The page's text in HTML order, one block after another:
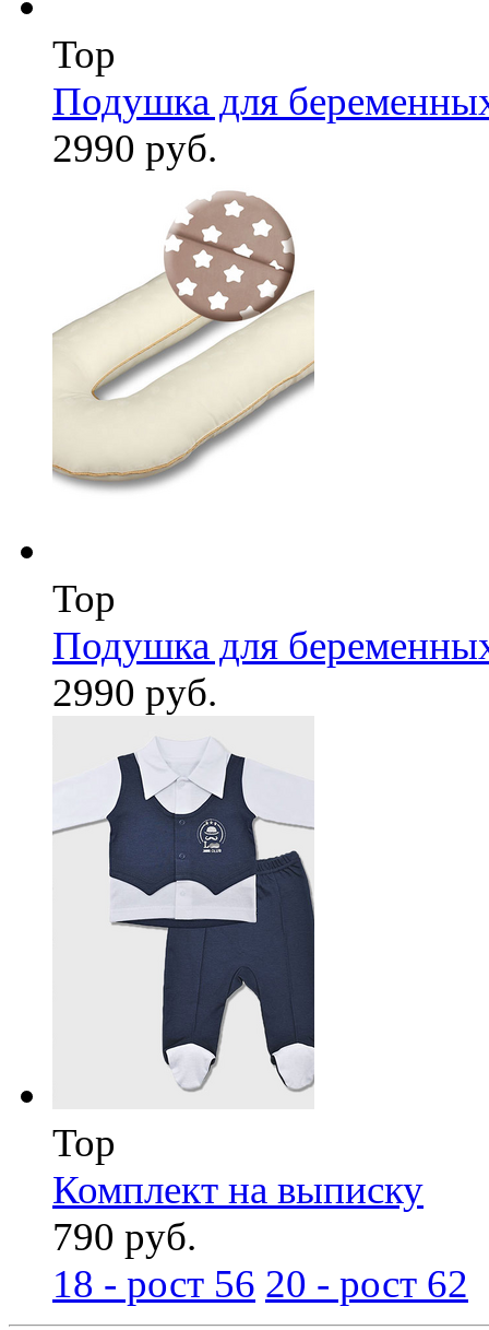
Top
Подушка для
2990 руб.
Top
Подушка для
2990 руб.
Top
Комплект на выписку
790 руб.
18 - рост 56 20 - рост 62